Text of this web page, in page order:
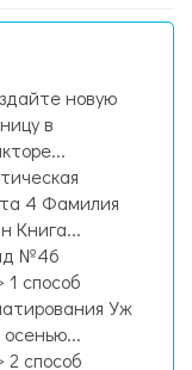
новую
в
4 Фамилия
Книга...
№46
1 способ
Уж
2 способ